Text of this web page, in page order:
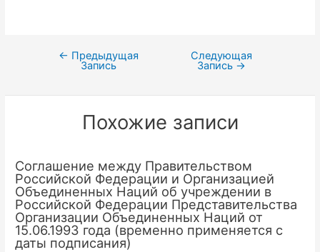
Навигация
записям
← Предыдущая
Запись
Следующая
Запись →
Похожие записи
Соглашение между Правительством
Российской Федерации и Организацией
Объединенных Наций об учреждении в
Российской Федерации Представительства
Организации Объединенных Наций от
15.06.1993 года (временно применяется с
даты подписания)